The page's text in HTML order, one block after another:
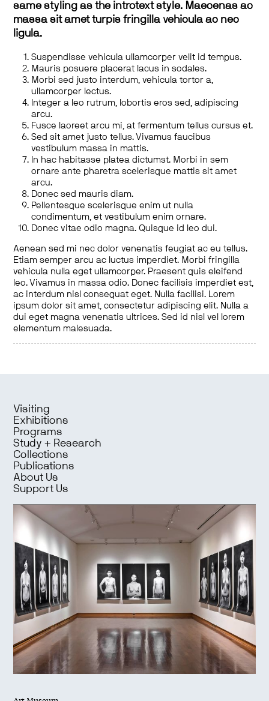
same styling as the introtext style. Maecenas ac
massa sit amet turpis fringilla vehicula ac nec
ligula.
Suspendisse vehicula ullamcorper velit id tempus.
Mauris posuere placerat lacus in sodales.
Morbi sed justo interdum, vehicula tortor a,
ullamcorper lectus.
Integer a leo rutrum, lobortis eros sed, adipiscing
arcu.
Fusce laoreet arcu mi, at fermentum tellus cursus et.
Sed sit amet justo tellus. Vivamus faucibus
vestibulum massa in mattis.
In hac habitasse platea dictumst. Morbi in sem
ornare ante pharetra scelerisque mattis sit amet
arcu.
Donec sed mauris diam.
Pellentesque scelerisque enim ut nulla
condimentum, et vestibulum enim ornare.
Donec vitae odio magna. Quisque id leo dui.
Aenean sed mi nec dolor venenatis feugiat ac eu tellus.
Etiam semper arcu ac luctus imperdiet. Morbi fringilla
vehicula nulla eget ullamcorper. Praesent quis eleifend
leo. Vivamus in massa odio. Donec facilisis imperdiet est,
ac interdum nisl consequat eget. Nulla facilisi. Lorem
ipsum dolor sit amet, consectetur adipiscing elit. Nulla a
dui eget magna venenatis ultrices. Sed id nisl vel lorem
elementum malesuada.
Visiting
Exhibitions
Programs
Study + Research
Collections
Publications
About Us
Support Us